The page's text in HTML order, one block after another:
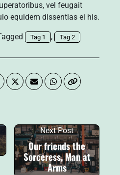
vel feugait
equidem dissentias ei his.
Tag 1 , Tag 2
Next Post
Our friends the
Sorceress, Man at
Arms